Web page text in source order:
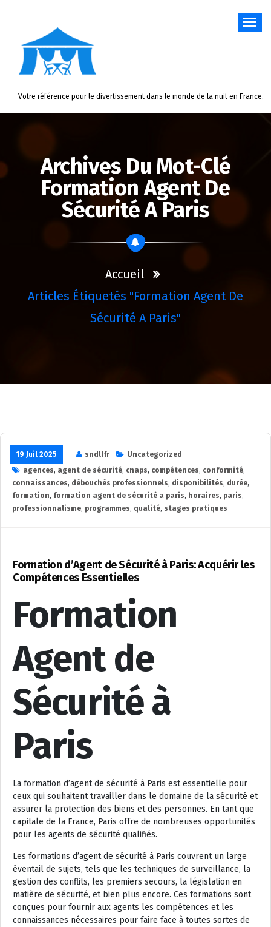
Votre référence pour le divertissement dans le monde de la nuit en France.
Archives Du Mot-Clé
Formation Agent De
Sécurité A Paris
Accueil
Articles Étiquetés "formation Agent De
Sécurité A Paris"
19 Juil 2025 sndllfr
Uncategorized
agences, agent de sécurité, cnaps, compétences, conformité,
connaissances, débouchés professionnels, disponibilités, durée,
formation, formation agent de sécurité a paris, horaires, paris,
professionnalisme, programmes, qualité, stages pratiques
Formation d’Agent de Sécurité à Paris: Acquérir les
Compétences Essentielles
Formation
Agent de
Sécurité à
Paris
La formation d’agent de sécurité à Paris est essentielle pour
ceux qui souhaitent travailler dans le domaine de la sécurité et
assurer la protection des biens et des personnes. En tant que
capitale de la France, Paris offre de nombreuses opportunités
pour les agents de sécurité qualifiés.
Les formations d’agent de sécurité à Paris couvrent un large
éventail de sujets, tels que les techniques de surveillance, la
gestion des conflits, les premiers secours, la législation en
matière de sécurité, et bien plus encore. Ces formations sont
conçues pour fournir aux agents les compétences et les
connaissances nécessaires pour faire face à toutes sortes de